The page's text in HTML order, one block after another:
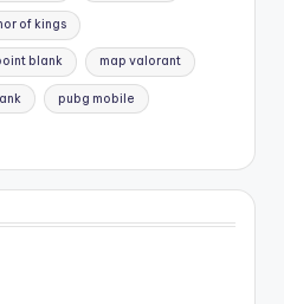
of kings
blank map valorant
pubg mobile